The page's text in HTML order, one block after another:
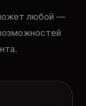
любой —